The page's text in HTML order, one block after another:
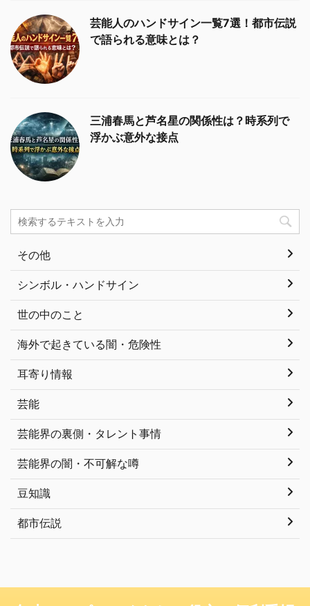
芸能人のハンドサイン一覧7選！都市伝説
で語られる意味とは？
三浦春馬と芦名星の関係性は？時系列で
浮かぶ意外な接点
その他
シンボル・ハンドサイン
世の中のこと
海外で起きている闇・危険性
耳寄り情報
芸能
芸能界の裏側・タレント事情
芸能界の闇・不可解な噂
豆知識
都市伝説